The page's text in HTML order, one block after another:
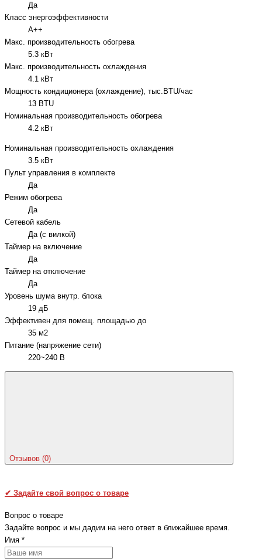
Да
Класс энергоэффективности
A++
Макс. производительность обогрева
5.3 кВт
Макс. производительность охлаждения
4.1 кВт
Мощность кондиционера (охлаждение), тыс.BTU/час
13 BTU
Номинальная производительность обогрева
4.2 кВт
Номинальная производительность охлаждения
3.5 кВт
Пульт управления в комплекте
Да
Режим обогрева
Да
Сетевой кабель
Да (с вилкой)
Таймер на включение
Да
Таймер на отключение
Да
Уровень шума внутр. блока
19 дБ
Эффективен для помещ. площадью до
35 м2
Питание (напряжение сети)
220~240 В
Отзывов (0)
✔ Задайте свой вопрос о товаре
Вопрос о товаре
Задайте вопрос и мы дадим на него ответ в ближайшее время.
Имя *